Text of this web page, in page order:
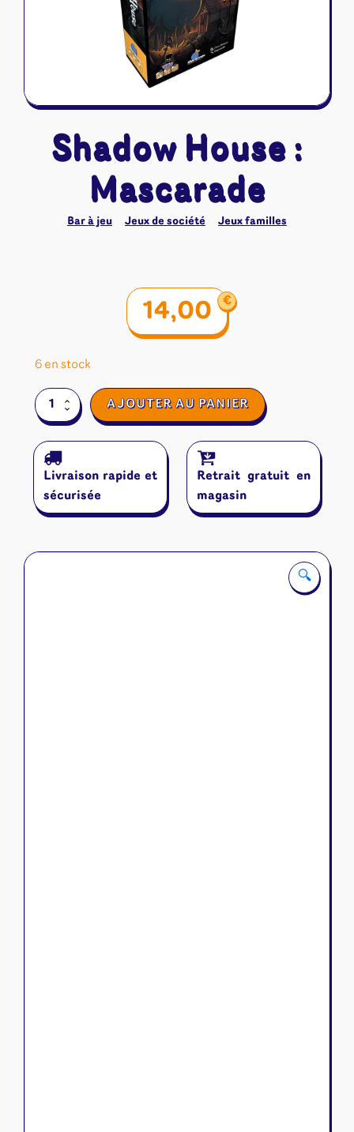
Naruto Mythos
Autres
Tapis de jeu
🔍
Shadow House :
Mascarade
Bar à jeu Jeux de société Jeux familles
14,00 €
6 en stock
quantité
de
House
Mascarade
AJOUTER AU PANIER
Livraison rapide et
sécurisée
Retrait gratuit en
magasin